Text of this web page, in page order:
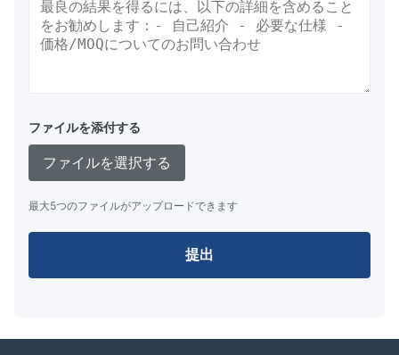
ファイルを添付する
ファイルを選択する
最大5つのファイルがアップロードできます
提出